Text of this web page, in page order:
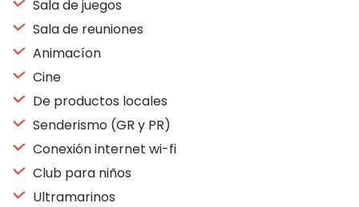
Sala de juegos
Sala de reuniones
Animacíon
Cine
De productos locales
Senderismo (GR y PR)
Conexión internet wi-fi
Club para niños
Ultramarinos